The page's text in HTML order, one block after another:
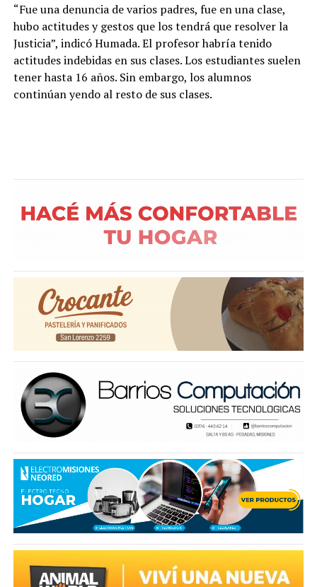
“Fue una denuncia de varios padres, fue en una clase,
hubo actitudes y gestos que los tendrá que resolver la
Justicia”, indicó Humada. El profesor habría tenido
actitudes indebidas en sus clases. Los estudiantes suelen
tener hasta 16 años. Sin embargo, los alumnos
continúan yendo al resto de sus clases.